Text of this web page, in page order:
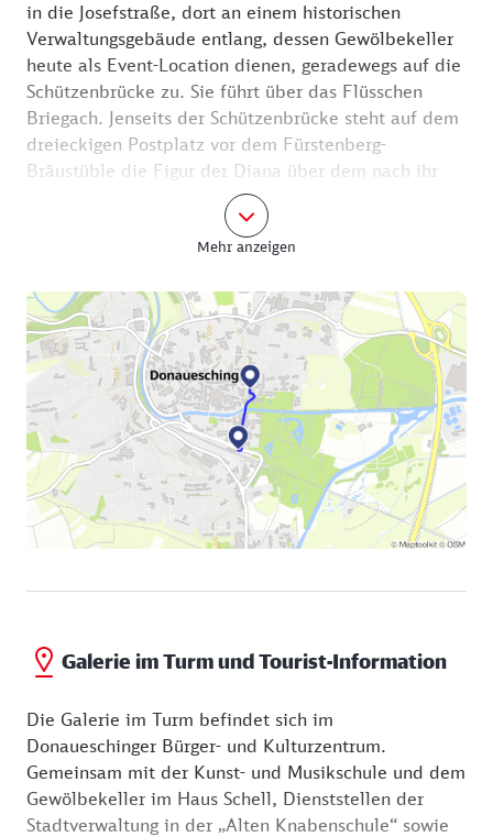
in die Josefstraße, dort an einem historischen
Verwaltungsgebäude entlang, dessen Gewölbekeller
heute als Event-Location dienen, geradewegs auf die
Schützenbrücke zu. Sie führt über das Flüsschen
Briegach. Jenseits der Schützenbrücke steht auf dem
dreieckigen Postplatz vor dem Fürstenberg-
Bräustüble die Figur der Diana über dem nach ihr
benannten Brunnen. Der Brunnen erinnert an die 14
Besuche von Kaiser Wilhelm II. auf Einladungen vom
Max Egon II. Fürst zu Fürstenberg in
wurde ihm die Göttin der Jagd geweiht. Die „Straße
an der Stadtkirche“ führt auf die Kirche St. Johann
zu. Sie wurde zwischen 1724 und 1747 im Stil des
böhmischen Barock erbaut und Johannes dem Täufer
geweiht. Ihre beiden Türme sind ein Wahrzeichen
der Stadt. Links von der Kirche geht es zum Max-
Rieple-Platz mit der „Galerie im Turm“.
Mehr anzeigen
Galerie im Turm und Tourist-Information
Die Galerie im Turm befindet sich im
Donaueschinger Bürger-​​​​​​ und Kulturzentrum.
Gemeinsam mit der Kunst-​​​​​​ und Musikschule und dem
Gewölbekeller im Haus Schell, Dienststellen der
Stadtverwaltung in der „Alten Knabenschule“ sowie